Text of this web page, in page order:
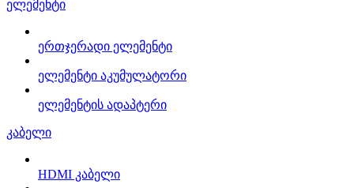
ელემენტი
ერთჯერადი ელემენტი
ელემენტი აკუმულატორი
ელემენტის ადაპტერი
კაბელი
HDMI კაბელი